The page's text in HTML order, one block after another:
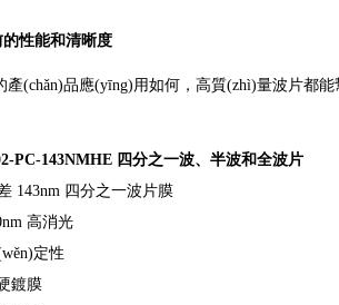
性能和清晰度
(chǎn)品應(yīng)用如何，高質(zhì)量波片都
PC-143NMHE 四分之一波、半波和全波片
143nm 四分之一波片膜
高消光
定性
鍍膜